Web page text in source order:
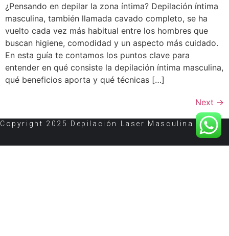
¿Pensando en depilar la zona íntima? Depilación íntima
masculina, también llamada cavado completo, se ha
vuelto cada vez más habitual entre los hombres que
buscan higiene, comodidad y un aspecto más cuidado.
En esta guía te contamos los puntos clave para
entender en qué consiste la depilación íntima masculina,
qué beneficios aporta y qué técnicas […]
Next →
Copyright 2025 Depilación Laser Masculina